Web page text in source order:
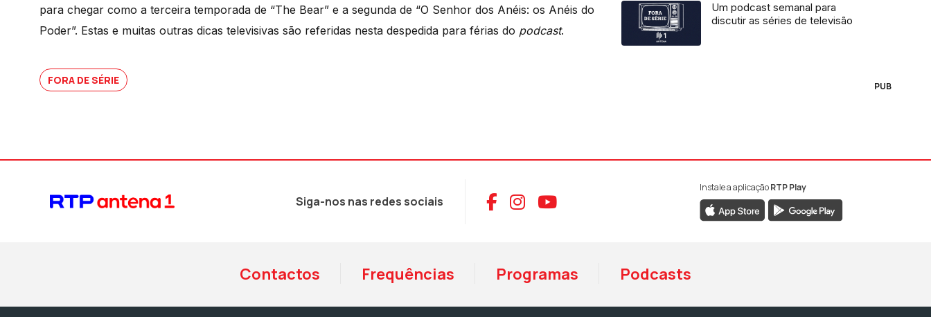
para chegar como a terceira temporada de “The Bear” e a segunda de “O Senhor dos Anéis: os Anéis do
Poder”. Estas e muitas outras dicas televisivas são referidas nesta despedida para férias do podcast.
FORA DE SÉRIE
Um podcast semanal para
discutir as séries de televisão
PUB
Siga-nos nas redes sociais Aceder ao Facebook da RTP Antena 1
Aceder ao Instagram da RTP Antena 1
Aceder ao YouTube da RTP Antena 1
Instale a aplicaçãoRTP Play
Contactos Frequências Programas Podcasts